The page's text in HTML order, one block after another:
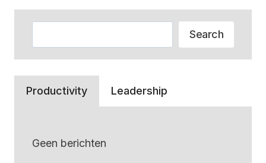
Search
Productivity Leadership
Geen berichten